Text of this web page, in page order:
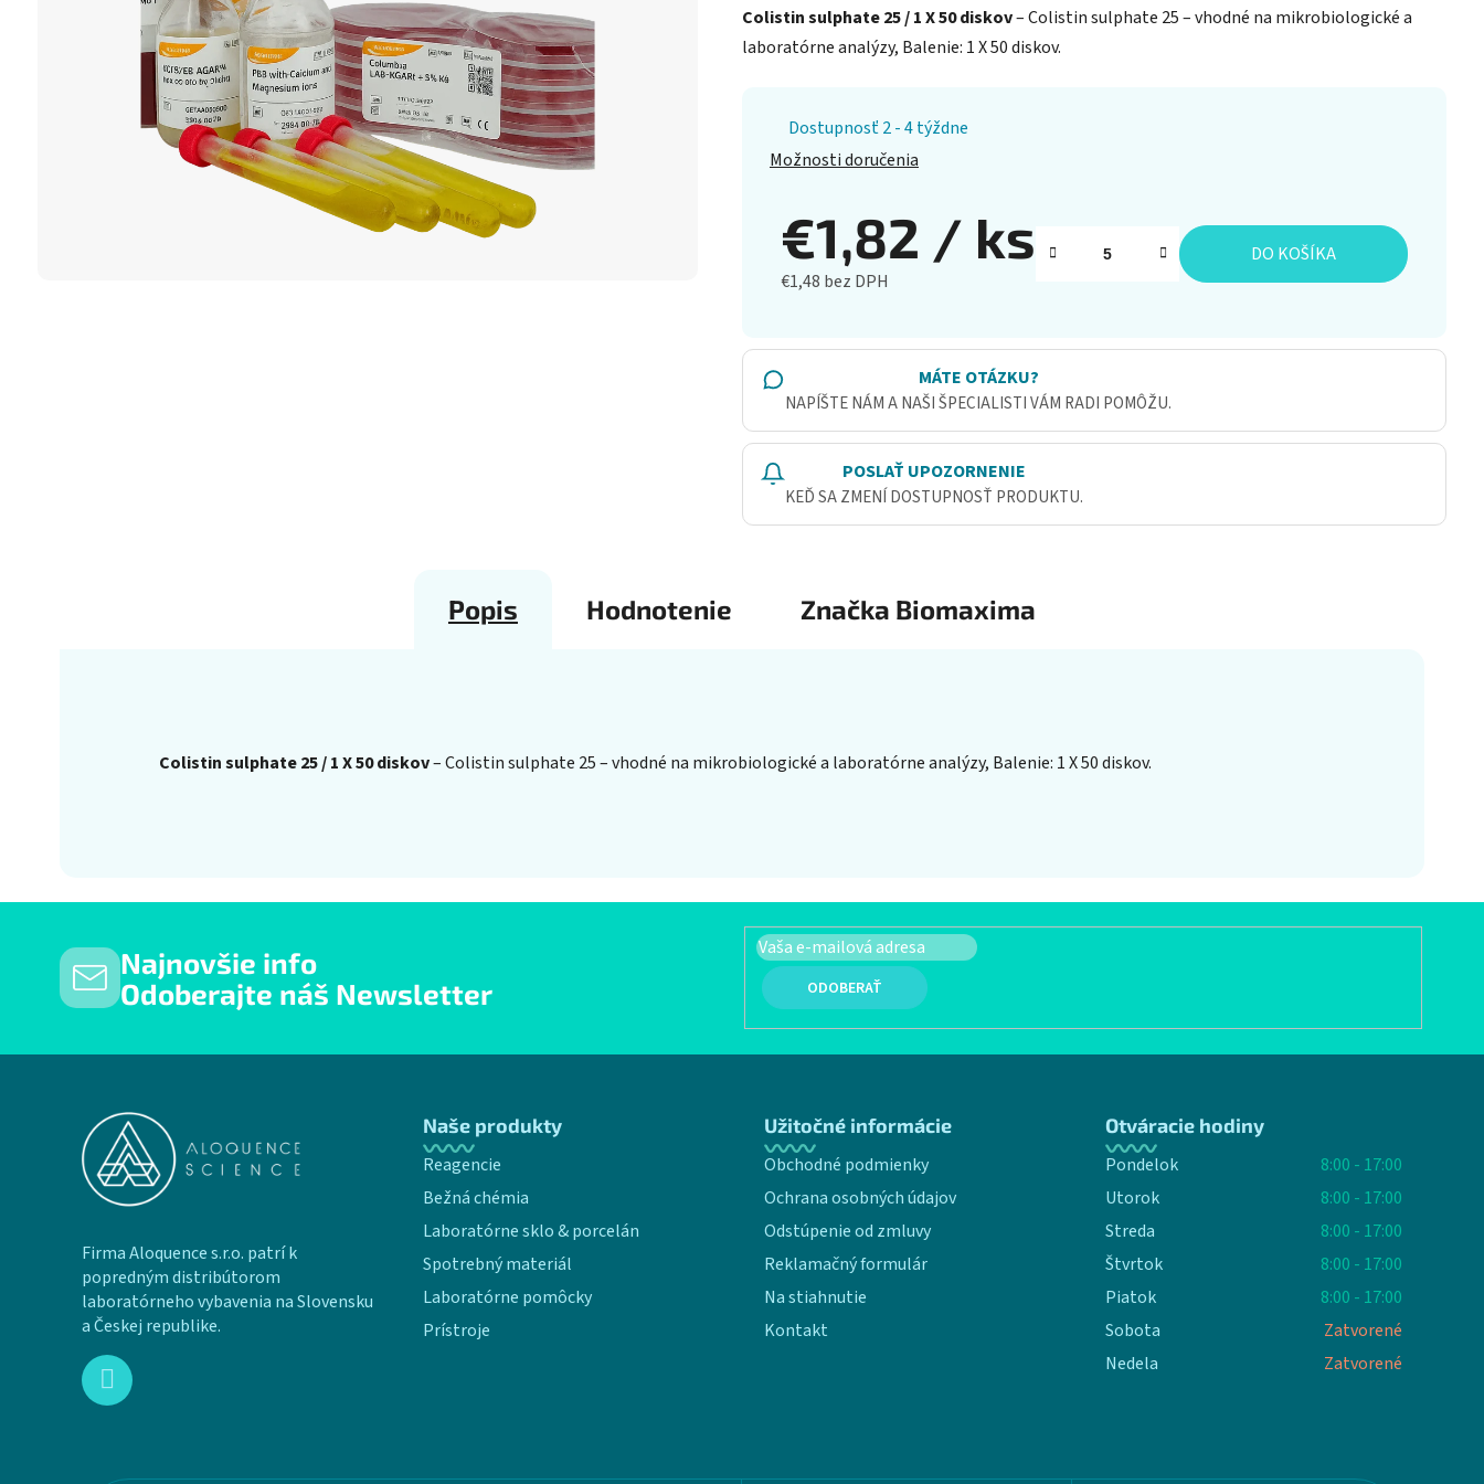
Colistin sulphate 25 / 1 X 50 diskov– Colistin sulphate 25 – vhodné na mikrobiologické a
laboratórne analýzy, Balenie: 1 X 50 diskov.
Dostupnosť 2 - 4 týždne
Možnosti doručenia
€1,82 / ks
€1,48 bez DPH
DO KOŠÍKA
MÁTE OTÁZKU?
NAPÍŠTE NÁM A NAŠI ŠPECIALISTI VÁM RADI POMÔŽU.
POSLAŤ UPOZORNENIE
KEĎ SA ZMENÍ DOSTUPNOSŤ PRODUKTU.
Popis Hodnotenie Značka Biomaxima
Colistin sulphate 25 / 1 X 50 diskov– Colistin sulphate 25 – vhodné na mikrobiologické a laboratórne analýzy, Balenie: 1 X 50 diskov.
Najnovšie info
Odoberajte náš Newsletter
PRIHLÁSIŤ SA
Firma Aloquence s.r.o. patrí k
popredným distribútorom
laboratórneho vybavenia na Slovensku
a Českej republike.
Naše produkty
Reagencie
Bežná chémia
Laboratórne sklo & porcelán
Spotrebný materiál
Laboratórne pomôcky
Prístroje
Užitočné informácie
Obchodné podmienky
Ochrana osobných údajov
Odstúpenie od zmluvy
Reklamačný formulár
Na stiahnutie
Kontakt
Otváracie hodiny
Pondelok
8:00 - 17:00
Utorok
8:00 - 17:00
Streda
8:00 - 17:00
Štvrtok
8:00 - 17:00
Piatok
8:00 - 17:00
Sobota
Zatvorené
Nedela
Zatvorené